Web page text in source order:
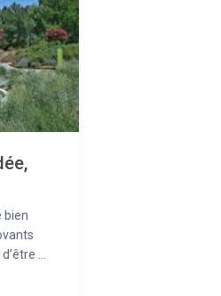
bien
...